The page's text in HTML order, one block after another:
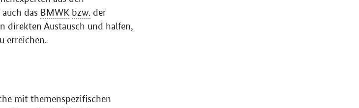
das BMWK bzw.
der
Austausch und halfen,
mit themenspezifischen